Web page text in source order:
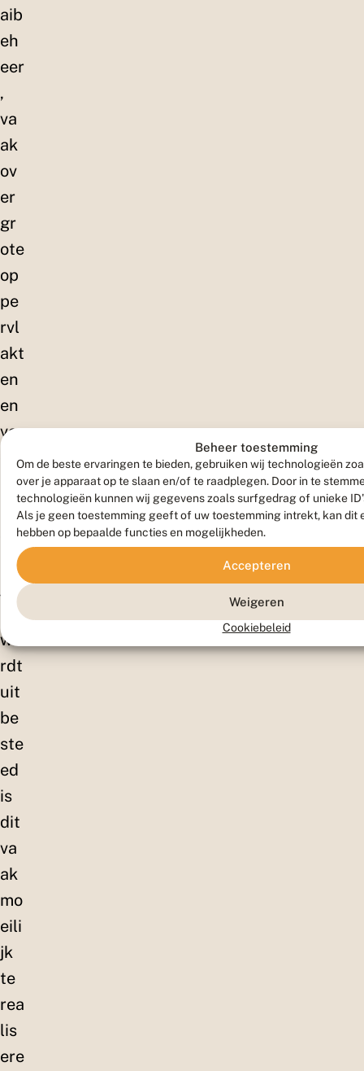
Beheer toestemming
Om de beste ervaringen te bieden, gebruiken wij technologieën
over je apparaat op te slaan en/of te raadplegen. Door in te
technologieën kunnen wij gegevens zoals surfgedrag of unieke
Als je geen toestemming geeft of uw toestemming intrekt, kan dit
hebben op bepaalde functies en mogelijkheden.
Accepteren
Weigeren
Cookiebeleid
aib
eh
eer
,
va
ak
ov
er
gr
ote
op
pe
rvl
akt
en
en
vo
me
de
jar
en,
wo
rdt
uit
be
ste
ed
is
dit
va
ak
mo
eili
jk
te
rea
lis
ere